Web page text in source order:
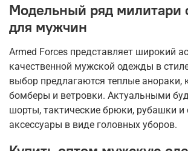
Модельный ряд милитари
для мужчин
Armed Forces представляет широкий
качественной мужской одежды в
выбор предлагаются теплые анораки,
бомберы и ветровки. Актуальными
шорты, тактические брюки, рубашки и
аксессуары в виде головных уборов.